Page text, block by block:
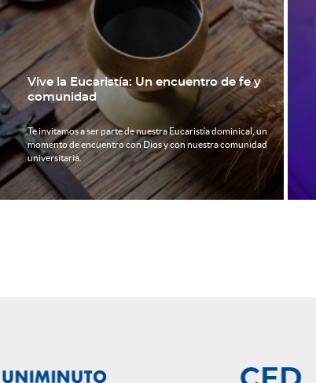
Un espacio para la oración y la
comunidad: coloca tus intenciones
En cualquier momento, tienes la oportunidad de colocar
tus intenciones en un espacio creado especialmente para
ello.